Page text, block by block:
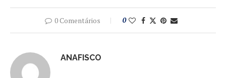
0 Comentários 0
ANAFISCO